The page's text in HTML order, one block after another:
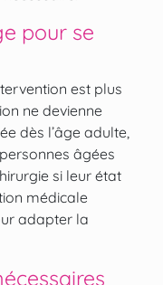
pour se
est plus
ne devienne
dès l’âge adulte,
âgées
si leur état
médicale
adapter la